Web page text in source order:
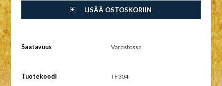
LISÄÄ OSTOSKORIIN
Saatavuus Varastossa
Tuotekoodi TF304